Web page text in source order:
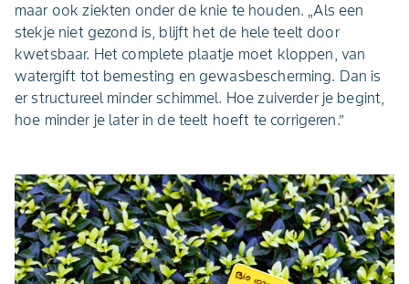
maar ook ziekten onder de knie te houden. „Als een
stekje niet gezond is, blijft het de hele teelt door
kwetsbaar. Het complete plaatje moet kloppen, van
watergift tot bemesting en gewasbescherming. Dan is
er structureel minder schimmel. Hoe zuiverder je begint,
hoe minder je later in de teelt hoeft te corrigeren.”